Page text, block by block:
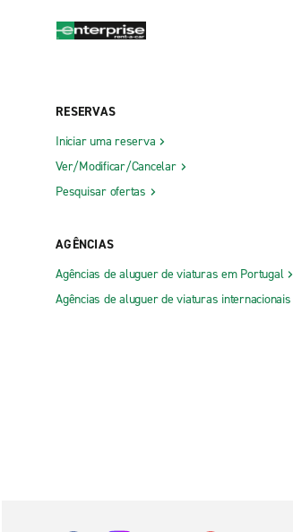
RESERVAS
Iniciar uma reserva
Ver/Modificar/Cancelar
Pesquisar ofertas
AGÊNCIAS
Agências de aluguer de viaturas em Portugal
Agências de aluguer de viaturas internacionais